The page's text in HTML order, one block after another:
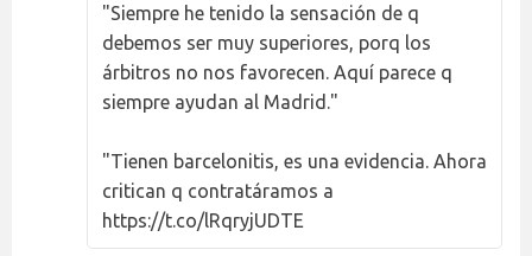
"Siempre he tenido la sensación de q
debemos ser muy superiores, porq los
árbitros no nos favorecen. Aquí parece q
siempre ayudan al Madrid."
"Tienen barcelonitis, es una evidencia. Ahora
critican q contratáramos a
https://t.co/lRqryjUDTE